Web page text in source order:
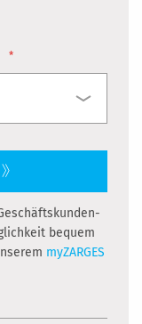
bequem
myZARGES